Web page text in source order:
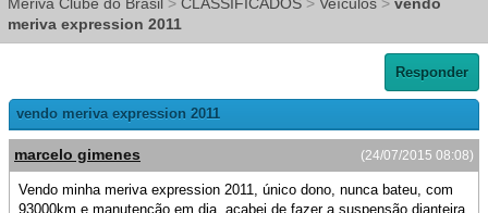
meriva expression 2011
Responder
vendo meriva expression 2011
(24/07/2015 08:08)
marcelo gimenes
Vendo minha meriva expression 2011, único dono, nunca bateu, com
93000km e manutenção em dia, acabei de fazer a suspensão dianteira